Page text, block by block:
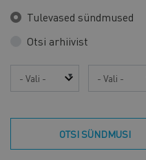
Tulevased sündmused
Otsi arhiivist
Aasta Kuu
OTSI SÜNDMUSI